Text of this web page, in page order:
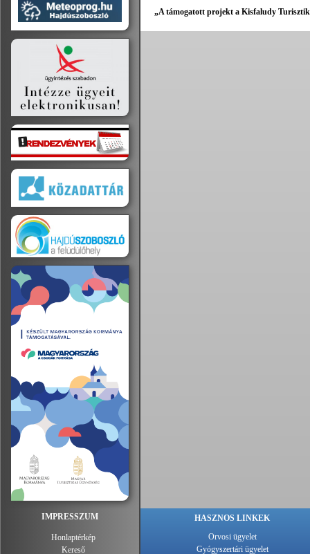
„A támogatott projekt a Kisfaludy
IMPRESSZUM
Honlaptérkép
Kereső
HASZNOS LINKEK
Orvosi ügyelet
Gyógyszertári ügyelet